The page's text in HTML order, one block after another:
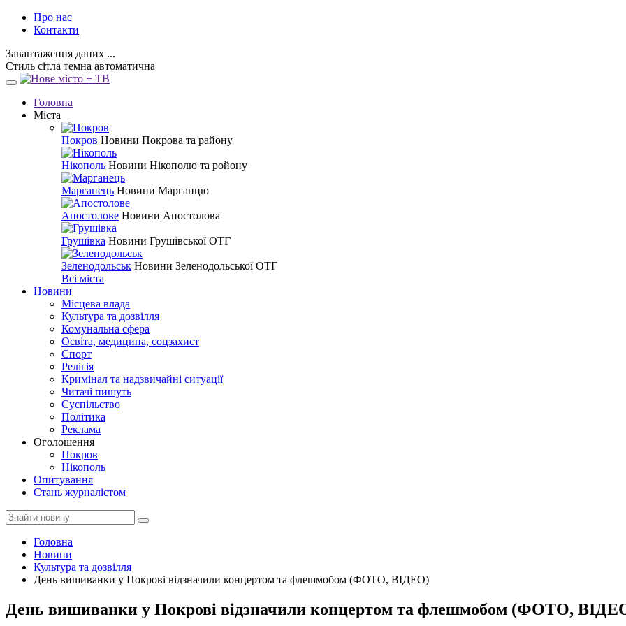
Про нас
Контакти
Завантаження даних ...
Стиль сітла темна автоматична
Головна
Міста
Покров Новини Покрова та району
Нікополь Новини Нікополю та ройону
Марганець Новини Марганцю
Апостолове Новини Апостолова
Грушівка Новини Грушівської ОТГ
Зеленодольськ Новини Зеленодольської ОТГ
Всі міста
Новини
Місцева влада
Культура та дозвілля
Комунальна сфера
Освіта, медицина, соцзахист
Спорт
Релігія
Кримінал та надзвичайні ситуації
Читачі пишуть
Суспільство
Політика
Реклама
Оголошення
Покров
Нікополь
Опитування
Стань журналістом
Головна
Новини
Культура та дозвілля
День вишиванки у Покрові відзначили концертом та флешмобом (ФОТО, ВІДЕО)
День вишиванки у Покрові відзначили концертом та флешмобом (ФОТО,